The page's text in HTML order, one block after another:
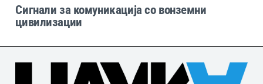
Сигнали за комуникација со вонземни
цивилизации